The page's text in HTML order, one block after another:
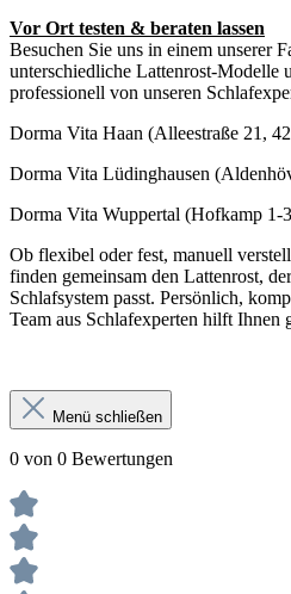
Vor Ort testen & beraten lassen
Besuchen Sie uns in einem unserer
unterschiedliche Lattenrost-Modelle
professionell von unseren
Dorma Vita Haan (Alleestraße 21,
Dorma Vita Lüdinghausen
Dorma Vita Wuppertal (Hofkamp 1-
Ob flexibel oder fest, manuell
finden gemeinsam den Lattenrost,
Schlafsystem passt. Persönlich,
Team aus Schlafexperten hilft Ihnen
Menü schließen
0 von 0 Bewertungen